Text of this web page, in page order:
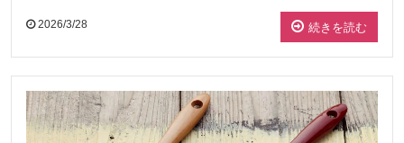
2026/3/28 続きを読む